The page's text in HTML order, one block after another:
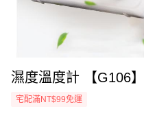
濕度溫度計 【G106】
宅配滿NT$99免運